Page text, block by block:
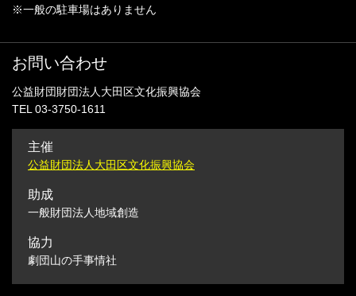
※一般の駐車場はありません
お問い合わせ
公益財団財団法人大田区文化振興協会
TEL 03-3750-1611
主催
公益財団法人大田区文化振興協会
助成
一般財団法人地域創造
協力
劇団山の手事情社